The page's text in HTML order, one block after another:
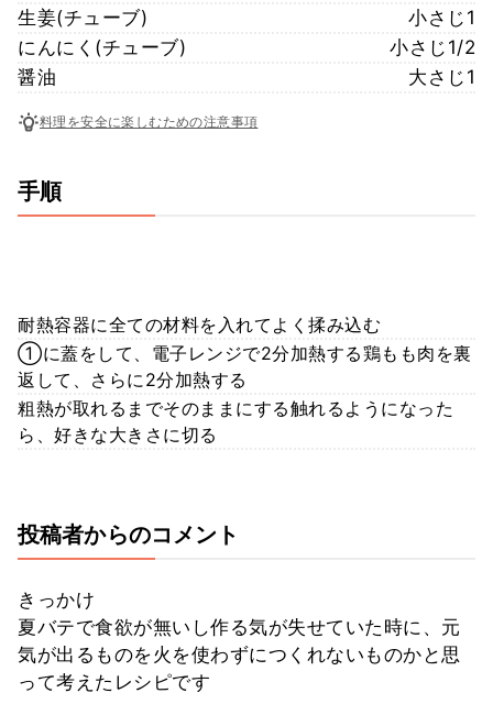
生姜(チューブ)
小さじ1
にんにく(チューブ)
小さじ1/2
醤油
大さじ1
料理を安全に楽しむための注意事項
手順
耐熱容器に全ての材料を入れてよく揉み込む
①に蓋をして、電子レンジで2分加熱する鶏もも肉を裏
返して、さらに2分加熱する
粗熱が取れるまでそのままにする触れるようになった
ら、好きな大きさに切る
投稿者からのコメント
きっかけ
夏バテで食欲が無いし作る気が失せていた時に、元
気が出るものを火を使わずにつくれないものかと思
って考えたレシピです